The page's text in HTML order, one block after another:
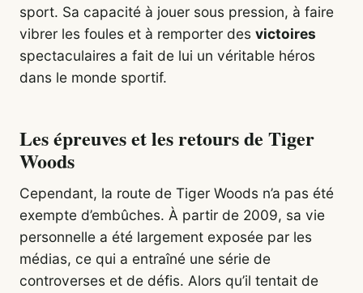
sport. Sa capacité à jouer sous pression, à faire
vibrer les foules et à remporter des victoires
spectaculaires a fait de lui un véritable héros
dans le monde sportif.
Les épreuves et les retours de Tiger
Woods
Cependant, la route de Tiger Woods n’a pas été
exempte d’embûches. À partir de 2009, sa vie
personnelle a été largement exposée par les
médias, ce qui a entraîné une série de
controverses et de défis. Alors qu’il tentait de